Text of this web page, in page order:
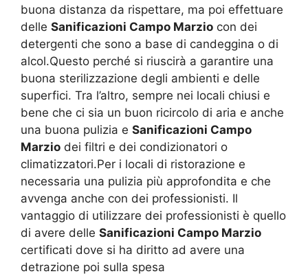
buona distanza da rispettare, ma poi effettuare
delle Sanificazioni Campo Marzio con dei
detergenti che sono a base di candeggina o di
alcol.Questo perché si riuscirà a garantire una
buona sterilizzazione degli ambienti e delle
superfici. Tra l’altro, sempre nei locali chiusi e
bene che ci sia un buon ricircolo di aria e anche
una buona pulizia e Sanificazioni Campo
Marzio dei filtri e dei condizionatori o
climatizzatori.Per i locali di ristorazione e
necessaria una pulizia più approfondita e che
avvenga anche con dei professionisti. Il
vantaggio di utilizzare dei professionisti è quello
di avere delle Sanificazioni Campo Marzio
certificati dove si ha diritto ad avere una
detrazione poi sulla spesa